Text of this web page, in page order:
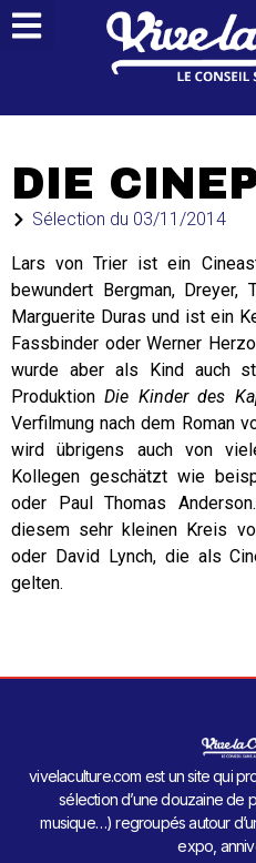
DIE
Sélection du 03/11/2014
Lars von Trier ist ein
bewundert Bergman, Dreyer,
Marguerite Duras und ist ein
Fassbinder oder Werner
wurde aber als Kind auch
ProduktionDie Kinder des
Verfilmung nach dem Roman
wird übrigens auch von
Kollegen geschätzt wie
oder Paul Thomas
diesem sehr kleinen Kreis
oder David Lynch, die als
gelten.
vivelaculture.com est un site qui
sélection d’une douzaine de
musique…) regroupés autour
expo,